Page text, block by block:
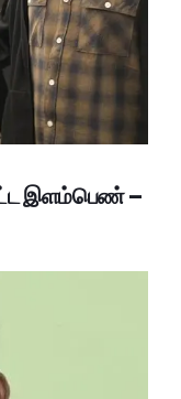
இளம்பெண் –